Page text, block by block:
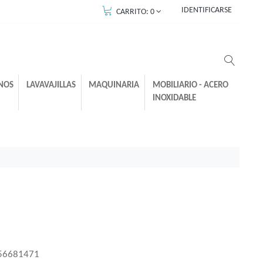
CARRITO:0 IDENTIFICARSE
LAVAVAJILLAS MAQUINARIA
MOBILIARIO - ACERO
INOXIDABLE